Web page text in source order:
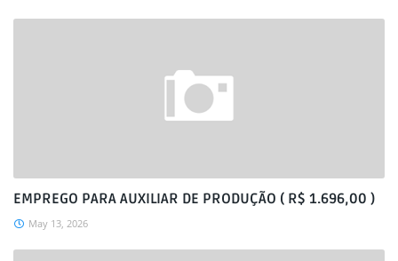
EMPREGO PARA AUXILIAR DE PRODUÇÃO ( R$ 1.696,00 )
May 13, 2026